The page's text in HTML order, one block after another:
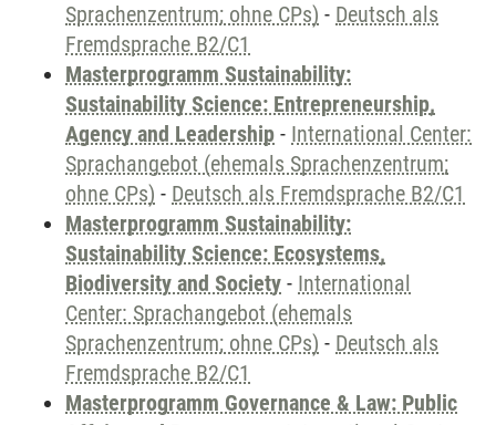
Sprachenzentrum; ohne CPs) - Deutsch als
Fremdsprache B2/C1
Masterprogramm Sustainability:
Sustainability Science: Entrepreneurship,
Agency and Leadership - International Center:
Sprachangebot (ehemals Sprachenzentrum;
ohne CPs) - Deutsch als Fremdsprache B2/C1
Masterprogramm Sustainability:
Sustainability Science: Ecosystems,
Biodiversity and Society - International
Center: Sprachangebot (ehemals
Sprachenzentrum; ohne CPs) - Deutsch als
Fremdsprache B2/C1
Masterprogramm Governance & Law: Public